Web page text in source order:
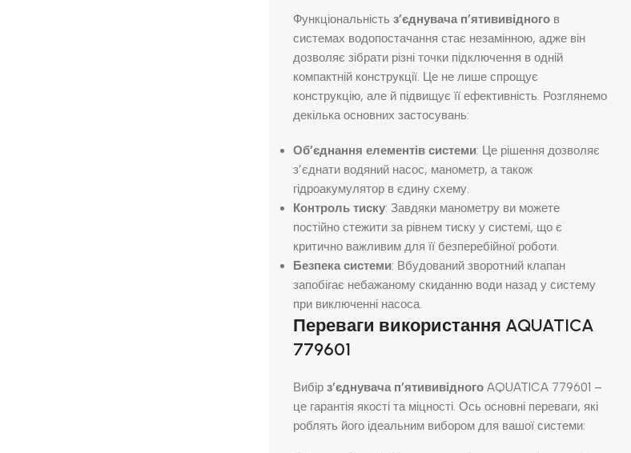
Функціональність з’єднувача п’ятививідногов
системах водопостачання стає незамінною, адже він
дозволяє зібрати різні точки підключення в одній
компактній конструкції. Це не лише спрощує
конструкцію, але й підвищує її ефективність. Розглянемо
декілька основних застосувань:
Об’єднання елементів системи: Це рішення дозволяє
з’єднати водяний насос, манометр, а також
гідроакумулятор в єдину схему.
Контроль тиску: Завдяки манометру ви можете
постійно стежити за рівнем тиску у системі, що є
критично важливим для її безперебійної роботи.
Безпека системи: Вбудований зворотний клапан
запобігає небажаному скиданню води назад у систему
при виключенні насоса.
Переваги використання AQUATICA
779601
Вибір з’єднувача п’ятививідногоAQUATICA 779601 –
це гарантія якості та міцності. Ось основні переваги, які
роблять його ідеальним вибором для вашої системи: